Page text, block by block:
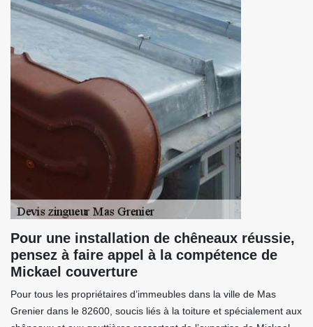
Pour une installation de chêneaux réussie,
pensez à faire appel à la compétence de
Mickael couverture
Pour tous les propriétaires d’immeubles dans la ville de Mas
Grenier dans le 82600, soucis liés à la toiture et spécialement aux